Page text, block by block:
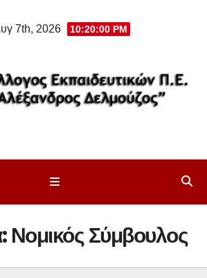
7th, 2026 10:20:00 PM
Νομικός Σύμβουλος